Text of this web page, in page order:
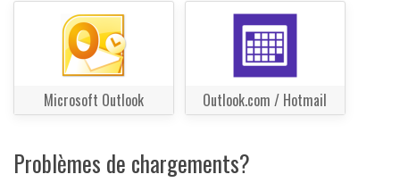
Microsoft Outlook Outlook.com / Hotmail
Problèmes de chargements?